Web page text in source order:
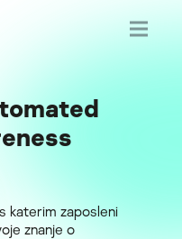
katerim zaposleni
znanje o